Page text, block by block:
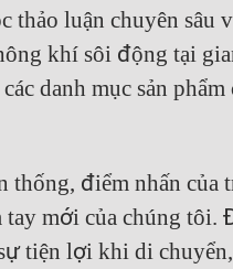
thảo luận chuyên sâu
khí sôi động tại
danh mục sản phẩm
thống, điểm nhấn của
tay mới của chúng tôi.
tiện lợi khi di chuyển,